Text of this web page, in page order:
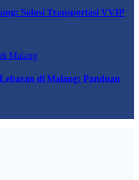
Solusi Transportasi VVIP
di Malang: Panduan